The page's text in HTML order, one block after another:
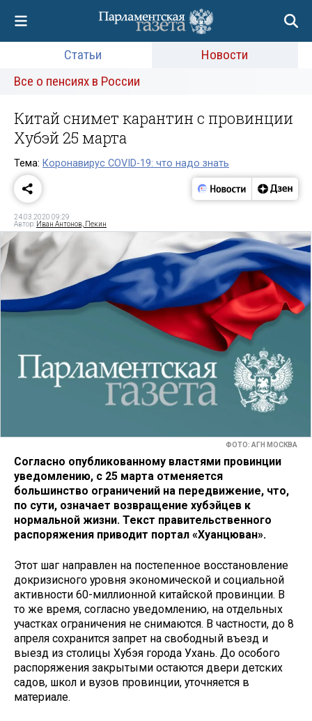
Статьи
Новости
Все о пенсиях в России
Китай снимет карантин с провинции
Хубэй 25 марта
Тема: Коронавирус COVID-19: что надо знать
24.03.2020 09:29
Автор: Иван Антонов, Пекин
ФОТО: АГН МОСКВА
Согласно опубликованному властями провинции
уведомлению, с 25 марта отменяется
большинство ограничений на передвижение, что,
по сути, означает возвращение хубэйцев к
нормальной жизни. Текст правительственного
распоряжения приводит портал «Хуанцюван».
Этот шаг направлен на постепенное восстановление
докризисного уровня экономической и социальной
активности 60-миллионной китайской провинции. В
то же время, согласно уведомлению, на отдельных
участках ограничения не снимаются. В частности, до 8
апреля сохранится запрет на свободный въезд и
выезд из столицы Хубэя города Ухань. До особого
распоряжения закрытыми остаются двери детских
садов, школ и вузов провинции, уточняется в
материале.